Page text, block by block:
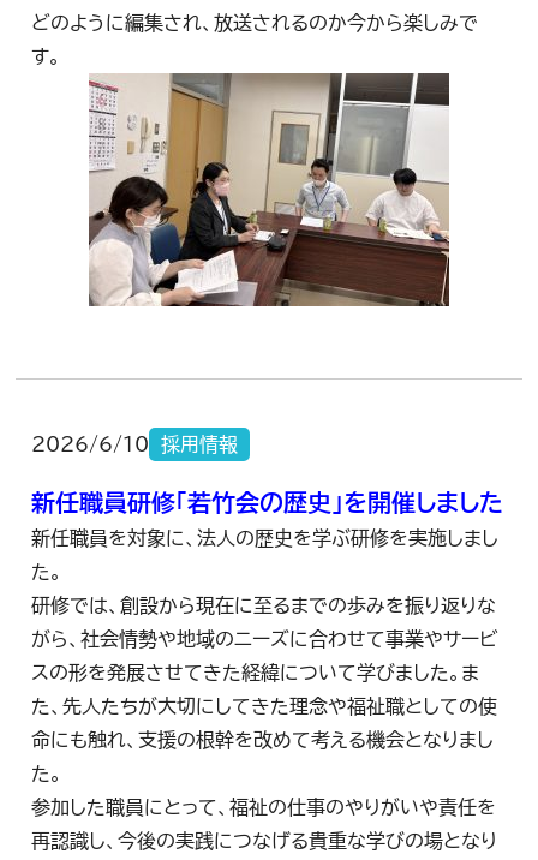
どのように編集され、放送されるのか今から楽しみで
す。
2026/6/10 採用情報
新任職員研修「若竹会の歴史」を開催しました
新任職員を対象に、法人の歴史を学ぶ研修を実施しまし
た。
研修では、創設から現在に至るまでの歩みを振り返りな
がら、社会情勢や地域のニーズに合わせて事業やサービ
スの形を発展させてきた経緯について学びました。ま
た、先人たちが大切にしてきた理念や福祉職としての使
命にも触れ、支援の根幹を改めて考える機会となりまし
た。
参加した職員にとって、福祉の仕事のやりがいや責任を
再認識し、今後の実践につなげる貴重な学びの場となり